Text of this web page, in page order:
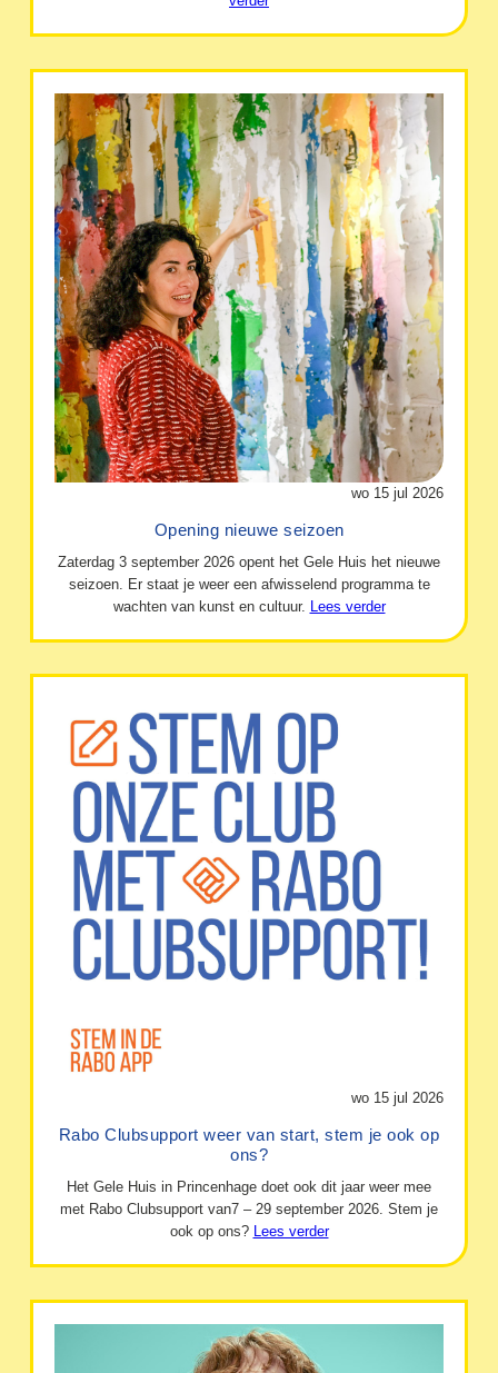
wo 15 jul 2026
Opening nieuwe seizoen
Zaterdag 3 september 2026 opent het Gele Huis het nieuwe
seizoen. Er staat je weer een afwisselend programma te
wachten van kunst en cultuur. Lees verder
wo 15 jul 2026
Rabo Clubsupport weer van start, stem je ook op
ons?
Het Gele Huis in Princenhage doet ook dit jaar weer mee
met Rabo Clubsupport van7 – 29 september 2026. Stem je
ook op ons? Lees verder